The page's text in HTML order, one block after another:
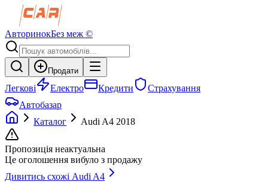
АвторинокБез меж ©
Продати
Легкові Електро Кредити
Страхування
Автобазар
Каталог
Audi A4 2018
Пропозиція неактуальна
Це оголошення вибуло з продажу
Дивитись схожі Audi A4